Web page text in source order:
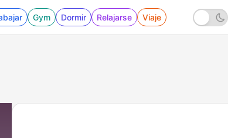
Gym Dormir Relajarse Viaje